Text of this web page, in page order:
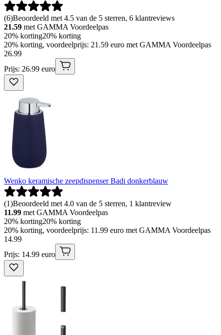
(6)Beoordeeld met 4.5 van de 5 sterren, 6 klantreviews
21.59 met GAMMA Voordeelpas
20% korting20% korting
20% korting, voordeelprijs: 21.59 euro met GAMMA Voordeelpas
26.99
Prijs: 26.99 euro
Wenko keramische zeepdispenser Badi donkerblauw
(1)Beoordeeld met 4.0 van de 5 sterren, 1 klantreview
11.99 met GAMMA Voordeelpas
20% korting20% korting
20% korting, voordeelprijs: 11.99 euro met GAMMA Voordeelpas
14.99
Prijs: 14.99 euro